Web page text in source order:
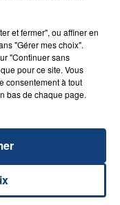
FEMME ET
après avoir
de trois mois
et fermer", ou affiner en
"Gérer mes choix".
"Continuer sans
pour ce site. Vous
consentement à tout
bas de chaque page.